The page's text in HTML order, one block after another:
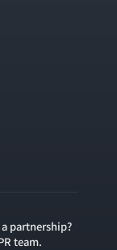
partnership?
team.